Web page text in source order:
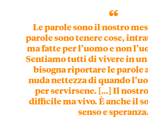
Le parole sono il nostro
parole sono tenere cose,
ma fatte per l’uomo e non
Sentiamo tutti di vivere in
bisogna riportare le parole
nuda nettezza di quando
per servirsene. […] Il
difficile ma vivo. È anche il
senso e speranza.